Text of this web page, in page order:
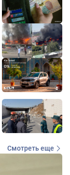
Смотреть еще